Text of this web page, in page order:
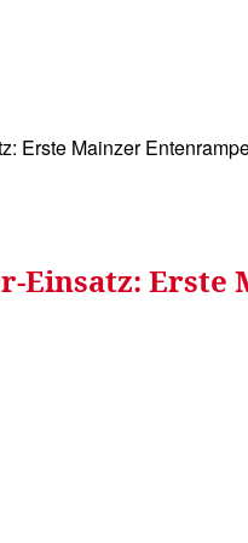
Erste Mainzer
Einsatz: